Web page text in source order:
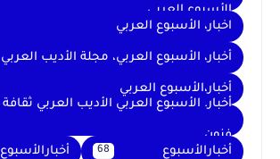
الأسبوع العربي
اخبار، الأسبوع العربي
أخبار، الأسبوع العربي، مجلة الأديب العربي
أخبار،الأسبوع العربي
أخبار. الأسبوع العربي الأديب العربي
فنون
أخبارالأسبوع 68